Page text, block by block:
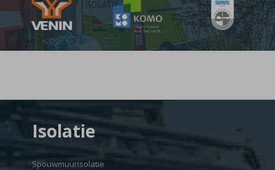
Isolatie
Spouwmuurisolatie